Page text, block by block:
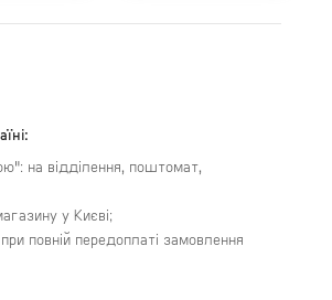
на відділення, поштомат,
у Києві;
повній передоплаті замовлення